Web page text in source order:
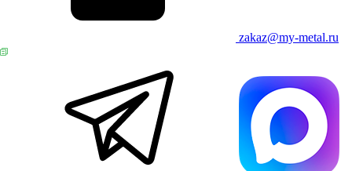
zakaz@my-metal.ru